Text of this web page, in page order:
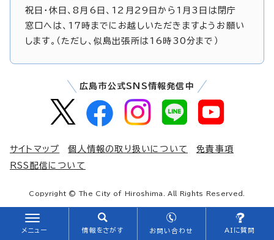
メニュー 情報をさがす お問い合わせ AIに質問
祝日・休日、8月6日、12月29日から1月3日は閉庁
窓口へは、17時までにお越しいただきますようお願い
します。（ただし、似島出張所は16時30分まで）
広島市公式SNS情報発信中
サイトマップ 個人情報の取り扱いについて
免責事項
RSS配信について
Copyright © The City of Hiroshima. All Rights Reserved.